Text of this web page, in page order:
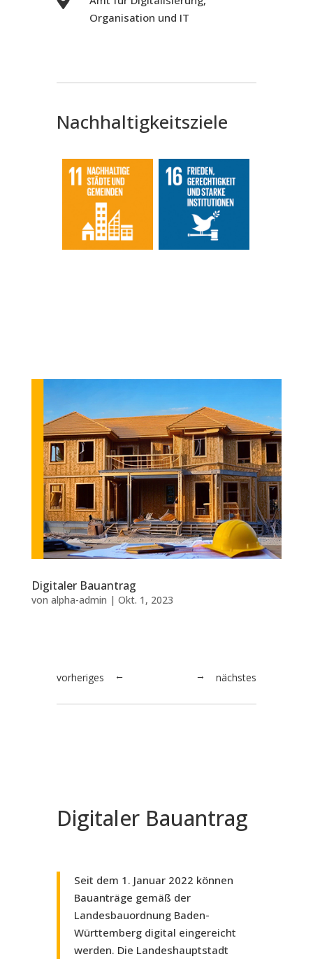
Organisation und IT
Nachhaltigkeitsziele
Digitaler Bauantrag
von alpha-admin | Okt. 1, 2023
← nächstes
vorheriges →
Digitaler Bauantrag
Seit dem 1. Januar 2022 können
Bauanträge gemäß der
Landesbauordnung Baden-
Württemberg digital eingereicht
werden. Die Landeshauptstadt